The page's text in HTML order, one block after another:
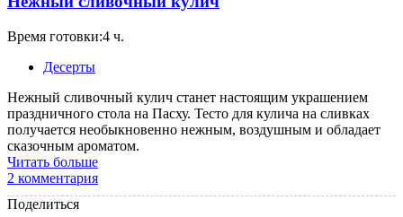
Время готовки:4 ч.
Десерты
Нежный сливочный кулич станет настоящим украшением
праздничного стола на Пасху. Тесто для кулича на сливках
получается необыкновенно нежным, воздушным и обладает
сказочным ароматом.
Читать больше
2 комментария
Поделиться